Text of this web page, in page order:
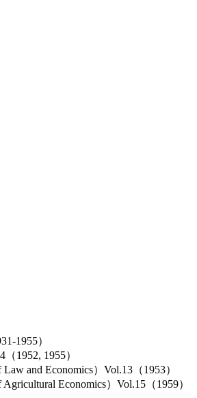
1955）
1952, 1955）
and Economics）Vol.13（1953）
Economics）Vol.15（1959）